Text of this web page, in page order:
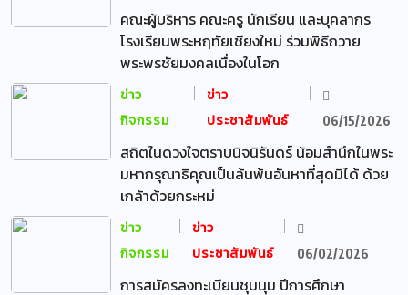
คณะผู้บริหาร คณะครู นักเรียน และบุคลากร
โรงเรียนพระหฤทัยเชียงใหม่ ร่วมพิธีถวาย
พระพรชัยมงคลเนื่องในโอก
ข่าว
กิจกรรม
ข่าว
ประชาสัมพันธ์
06/15/2026
สถิตในดวงใจตราบนิจนิรันดร์ น้อมสำนึกในพระ
มหากรุณาธิคุณเป็นล้นพ้นอันหาที่สุดมิได้ ด้วย
เกล้าด้วยกระหม่
ข่าว
กิจกรรม
ข่าว
ประชาสัมพันธ์
06/02/2026
การสมัครลงทะเบียนชุมนุม ปีการศึกษา